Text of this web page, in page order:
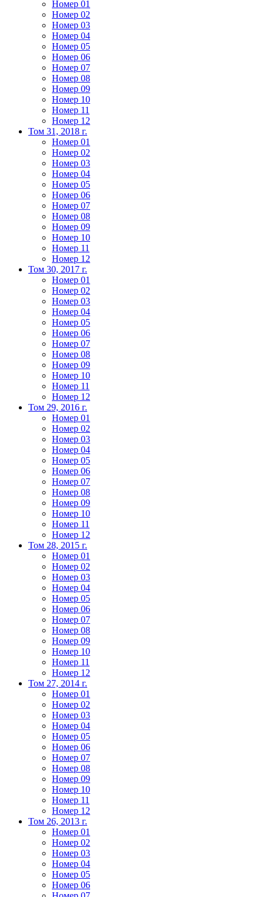
Номер 01
Номер 02
Номер 03
Номер 04
Номер 05
Номер 06
Номер 07
Номер 08
Номер 09
Номер 10
Номер 11
Номер 12
Том 31, 2018 г.
Номер 01
Номер 02
Номер 03
Номер 04
Номер 05
Номер 06
Номер 07
Номер 08
Номер 09
Номер 10
Номер 11
Номер 12
Том 30, 2017 г.
Номер 01
Номер 02
Номер 03
Номер 04
Номер 05
Номер 06
Номер 07
Номер 08
Номер 09
Номер 10
Номер 11
Номер 12
Том 29, 2016 г.
Номер 01
Номер 02
Номер 03
Номер 04
Номер 05
Номер 06
Номер 07
Номер 08
Номер 09
Номер 10
Номер 11
Номер 12
Том 28, 2015 г.
Номер 01
Номер 02
Номер 03
Номер 04
Номер 05
Номер 06
Номер 07
Номер 08
Номер 09
Номер 10
Номер 11
Номер 12
Том 27, 2014 г.
Номер 01
Номер 02
Номер 03
Номер 04
Номер 05
Номер 06
Номер 07
Номер 08
Номер 09
Номер 10
Номер 11
Номер 12
Том 26, 2013 г.
Номер 01
Номер 02
Номер 03
Номер 04
Номер 05
Номер 06